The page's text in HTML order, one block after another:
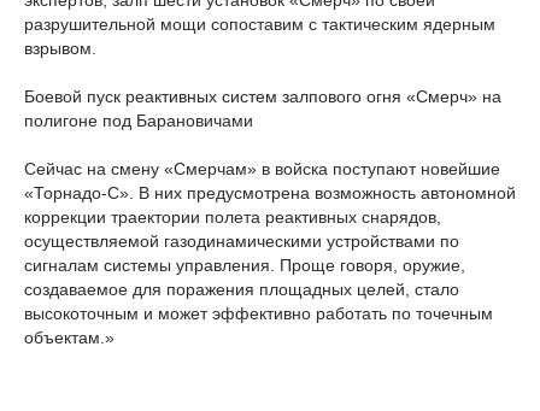
разрушительной мощи сопоставим с тактическим ядерным
взрывом.
Боевой пуск реактивных систем залпового огня «Смерч» на
полигоне под Барановичами
Сейчас на смену «Смерчам» в войска поступают новейшие
«Торнадо-С». В них предусмотрена возможность автономной
коррекции траектории полета реактивных снарядов,
осуществляемой газодинамическими устройствами по
сигналам системы управления. Проще говоря, оружие,
создаваемое для поражения площадных целей, стало
высокоточным и может эффективно работать по точечным
объектам.»